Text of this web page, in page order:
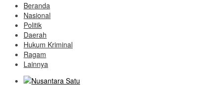
Beranda
Nasional
Politik
Daerah
Hukum Kriminal
Ragam
Lainnya